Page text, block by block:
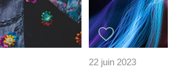
22 juin 2023